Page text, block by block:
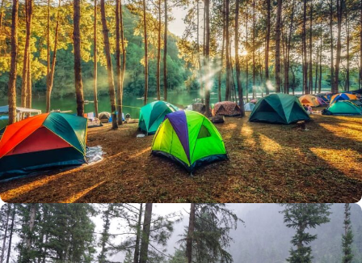
Büyük Yaz İndirimi